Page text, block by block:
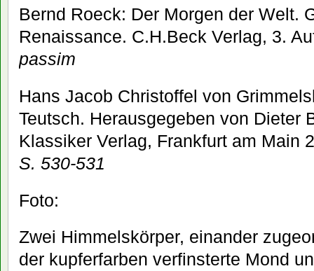
Bernd Roeck: Der Morgen der Welt.
Renaissance. C.H.Beck Verlag, 3.
passim
Hans Jacob Christoffel von
Teutsch. Herausgegeben von Dieter
Klassiker Verlag, Frankfurt am Main
S. 530-531
Foto:
Zwei Himmelskörper, einander
der kupferfarben verfinsterte Mond